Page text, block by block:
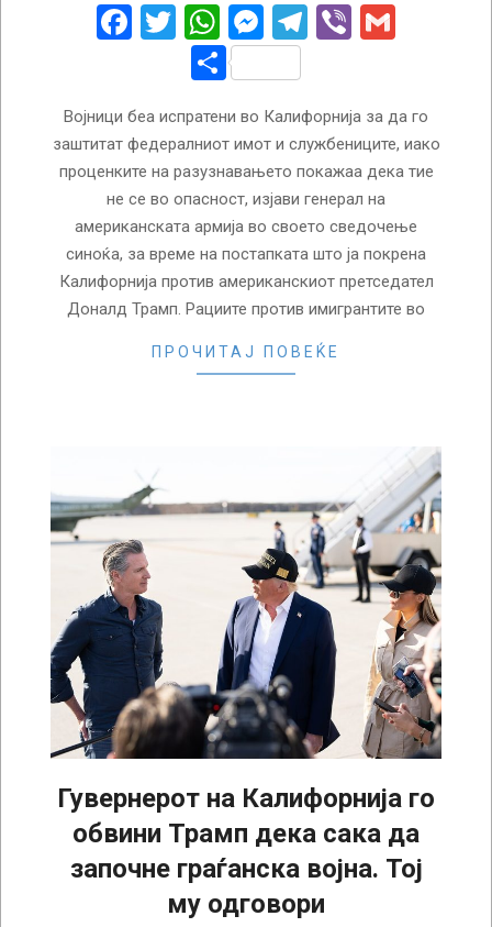
Facebook
Twitter
WhatsApp
Messenger
Telegram
Viber
Share
Војници беа испратени во Калифорнија за да го
заштитат федералниот имот и службениците, иако
проценките на разузнавањето покажаа дека тие
не се во опасност, изјави генерал на
американската армија во своето сведочење
синоќа, за време на постапката што ја покрена
Калифорнија против американскиот претседател
Доналд Трамп. Рациите против имигрантите во
ПРОЧИТАЈ ПОВЕЌЕ
Гувернерот на Калифорнија го
обвини Трамп дека сака да
започне граѓанска војна. Тој
му одговори